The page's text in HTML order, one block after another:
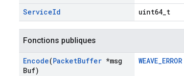
ServiceId uint64_t
Fonctions publiques
Encode(PacketBuffer *msg
Buf)
WEAVE_ERROR